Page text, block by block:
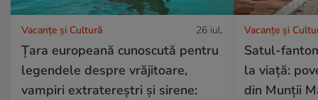
Vacanțe și Cultură 26 iul.
Țara europeană cunoscută pentru
legendele despre vrăjitoare,
vampiri extratereștri și sirene:
Vacanțe și
Satul-
la viață:
din Munții